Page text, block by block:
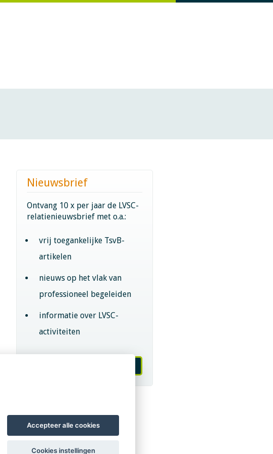
Nieuwsbrief
Ontvang 10 x per jaar de LVSC-
relatienieuwsbrief met o.a.:
vrij toegankelijke TsvB-
artikelen
nieuws op het vlak van
professioneel begeleiden
informatie over LVSC-
activiteiten
Accepteer alle cookies
Cookies instellingen